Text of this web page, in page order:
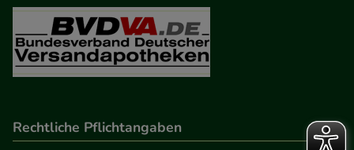
Rechtliche Pflichtangaben